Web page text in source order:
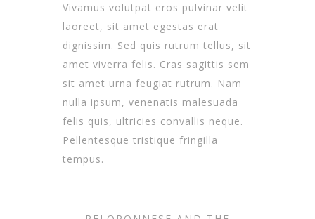
Vivamus volutpat eros pulvinar velit
laoreet, sit amet egestas erat
dignissim. Sed quis rutrum tellus, sit
amet viverra felis. Cras sagittis sem
sit amet urna feugiat rutrum. Nam
nulla ipsum, venenatis malesuada
felis quis, ultricies convallis neque.
Pellentesque tristique fringilla
tempus.